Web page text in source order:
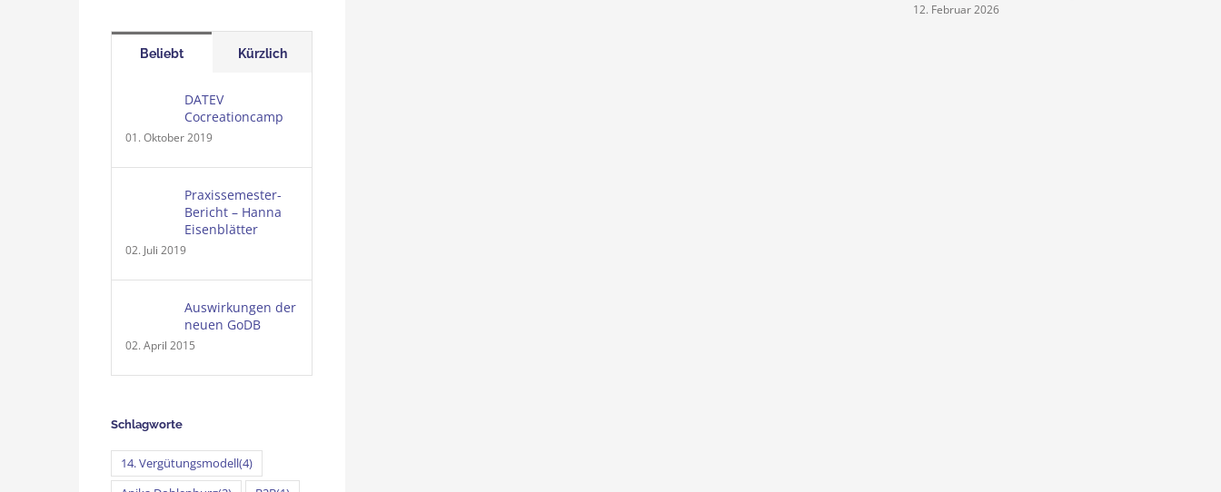
12. Februar 2026
Beliebt Kürzlich
DATEV
Cocreationcamp
01. Oktober 2019
Praxissemester-
Bericht – Hanna
Eisenblätter
02. Juli 2019
Auswirkungen der
neuen GoDB
02. April 2015
Schlagworte
14. Vergütungsmodell(4)